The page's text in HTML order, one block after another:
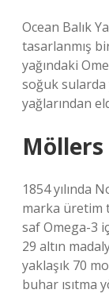
Ocean Balık
tasarlanmış
yağındaki
soğuk sularda
yağlarından
1854 yılında
marka üretim
saf Omega-3
29 altın
yaklaşık 70
buhar ısıtma